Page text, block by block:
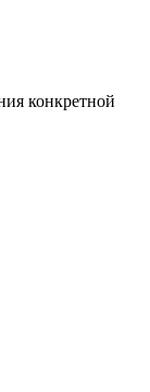
конкретной